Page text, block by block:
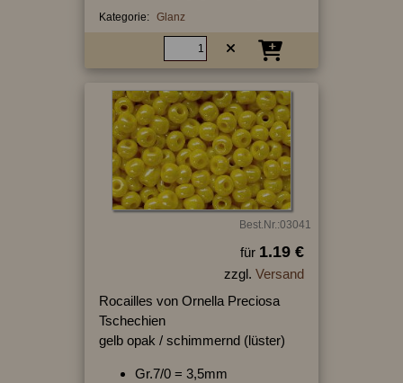
Kategorie: Glanz
Best.Nr.:03041
für 1.19 €
zzgl. Versand
Rocailles von Ornella Preciosa
Tschechien
gelb opak / schimmernd (lüster)
Gr.7/0 = 3,5mm